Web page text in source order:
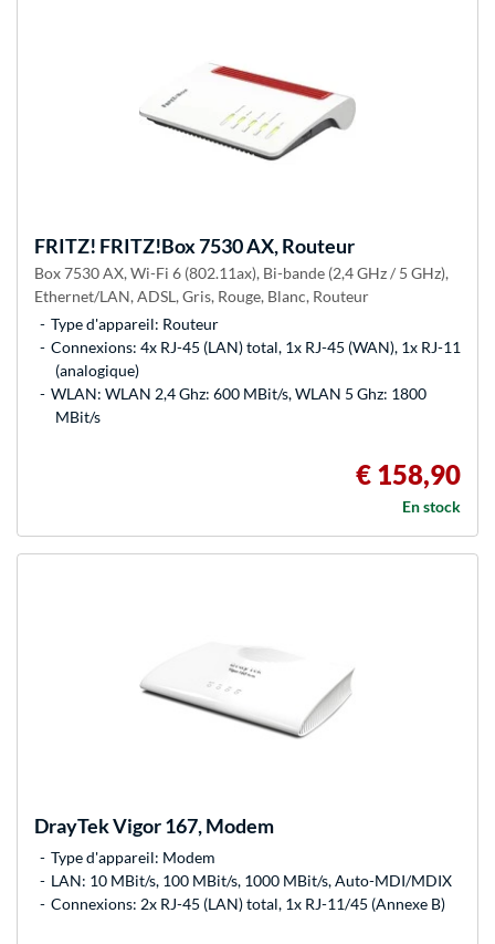
FRITZ! FRITZ!Box 7530 AX, Routeur
Box 7530 AX, Wi-Fi 6 (802.11ax), Bi-bande (2,4 GHz / 5 GHz),
Ethernet/LAN, ADSL, Gris, Rouge, Blanc, Routeur
Type d'appareil: Routeur
Connexions: 4x RJ-45 (LAN) total, 1x RJ-45 (WAN), 1x RJ-11
(analogique)
WLAN: WLAN 2,4 Ghz: 600 MBit/s, WLAN 5 Ghz: 1800
MBit/s
€ 158,90
En stock
DrayTekVigor 167, Modem
Type d'appareil: Modem
LAN: 10 MBit/s, 100 MBit/s, 1000 MBit/s, Auto-MDI/MDIX
Connexions: 2x RJ-45 (LAN) total, 1x RJ-11/45 (Annexe B)